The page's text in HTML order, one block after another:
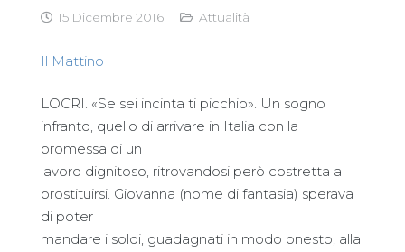
15 Dicembre 2016 Attualità
Il Mattino
LOCRI. «Se sei incinta ti picchio». Un sogno
infranto, quello di arrivare in Italia con la
promessa di un
lavoro dignitoso, ritrovandosi però costretta a
prostituirsi. Giovanna (nome di fantasia) sperava
di poter
mandare i soldi, guadagnati in modo onesto, alla